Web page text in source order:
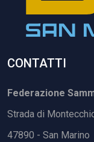
CONTATTI
Federazione
Strada di
47890 - San Marino